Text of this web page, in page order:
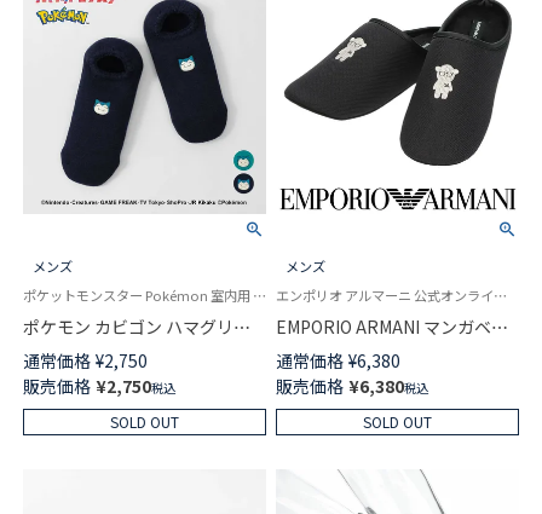
メンズ
ポケットモンスター Pokémon 室内用 男性 紳士 靴下
ポケモン カビゴン ハマグリパ
イル ルームソックス ワンポイ
ント刺しゅう 足底滑り止め付き
カジュアル メンズ 02431303
通常価格 ¥2,750
販売価格 ¥2,750税込
SOLD OUT
メンズ
エンポリオ アルマーニ 公式オンラインショップ 紳士 スリッパ
EMPORIO ARMANI マンガベア
シルバー刺繍 ルームシューズ
メンズ スリッパ ウォッシャブ
ル仕様 日本製 02345878
通常価格 ¥6,380
販売価格 ¥6,380税込
SOLD OUT